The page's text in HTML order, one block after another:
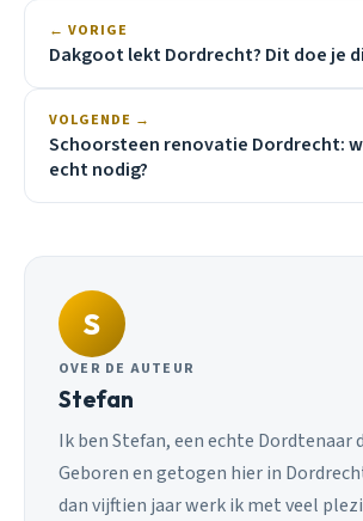
← VORIGE
Dakgoot lekt Dordrecht? Dit doe je
VOLGENDE →
Schoorsteen renovatie Dordrecht:
echt nodig?
S
OVER DE AUTEUR
Stefan
Ik ben Stefan, een echte Dordtenaar
Geboren en getogen hier in
dan vijftien jaar werk ik met veel